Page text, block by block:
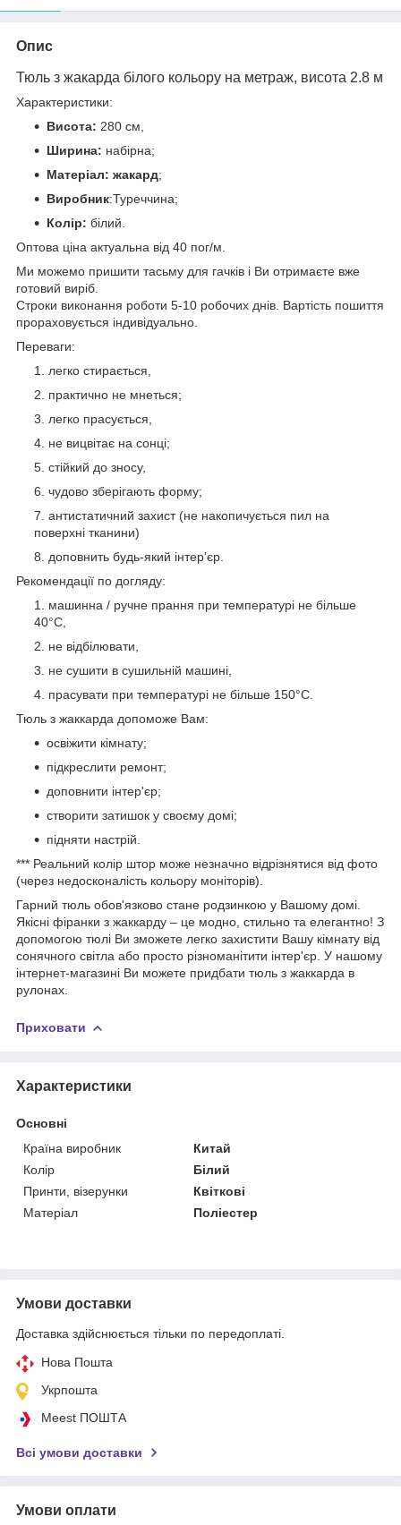
Опис
Тюль з жакарда білого кольору на метраж, висота 2.8 м
Характеристики:
Висота: 280 см,
Ширина: набірна;
Матеріал: жакард;
Виробник:Туреччина;
Колір: білий.
Оптова ціна актуальна від 40 пог/м.
Ми можемо пришити тасьму для гачків і Ви отримаєте вже
готовий виріб.
Строки виконання роботи 5-10 робочих днів. Вартість пошиття
прораховується індивідуально.
Переваги:
легко стирається,
практично не мнеться;
легко прасується,
не вицвітає на сонці;
стійкий до зносу,
чудово зберігають форму;
антистатичний захист (не накопичується пил на
поверхні тканини)
доповнить будь-який інтер'єр.
Рекомендації по догляду:
машинна / ручне прання при температурі не більше
40°C,
не відбілювати,
не сушити в сушильній машині,
прасувати при температурі не більше 150°C.
Тюль з жаккарда допоможе Вам:
освіжити кімнату;
підкреслити ремонт;
доповнити інтер'єр;
створити затишок у своєму домі;
підняти настрій.
*** Реальний колір штор може незначно відрізнятися від фото
(через недосконалість кольору моніторів).
Гарний тюль обов'язково стане родзинкою у Вашому домі.
Якісні фіранки з жаккарду – це модно, стильно та елегантно! З
допомогою тюлі Ви зможете легко захистити Вашу кімнату від
сонячного світла або просто різноманітити інтер'єр. У нашому
інтернет-магазині Ви можете придбати тюль з жаккарда в
рулонах.
Приховати
Характеристики
Основні
Країна виробник
Китай
Колір
Білий
Принти, візерунки
Квіткові
Матеріал
Поліестер
Умови доставки
Доставка здійснюється тільки по передоплаті.
Нова Пошта
Укрпошта
Meest ПОШТА
Всі умови доставки
Умови оплати